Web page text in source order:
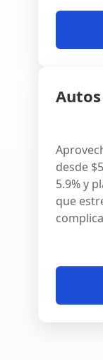
desde
5.9% y
que